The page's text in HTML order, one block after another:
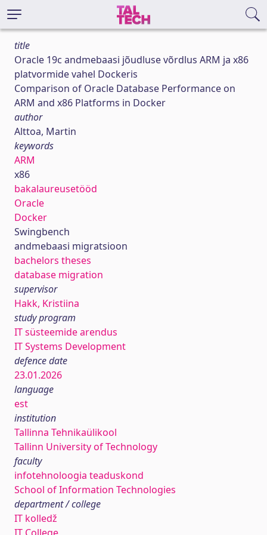
title
Oracle 19c andmebaasi jõudluse võrdlus ARM ja x86
platvormide vahel Dockeris
Comparison of Oracle Database Performance on
ARM and x86 Platforms in Docker
author
Alttoa, Martin
keywords
ARM
x86
bakalaureusetööd
Oracle
Docker
Swingbench
andmebaasi migratsioon
bachelors theses
database migration
supervisor
Hakk, Kristiina
study program
IT süsteemide arendus
IT Systems Development
defence date
23.01.2026
language
est
institution
Tallinna Tehnikaülikool
Tallinn University of Technology
faculty
infotehnoloogia teaduskond
School of Information Technologies
department / college
IT kolledž